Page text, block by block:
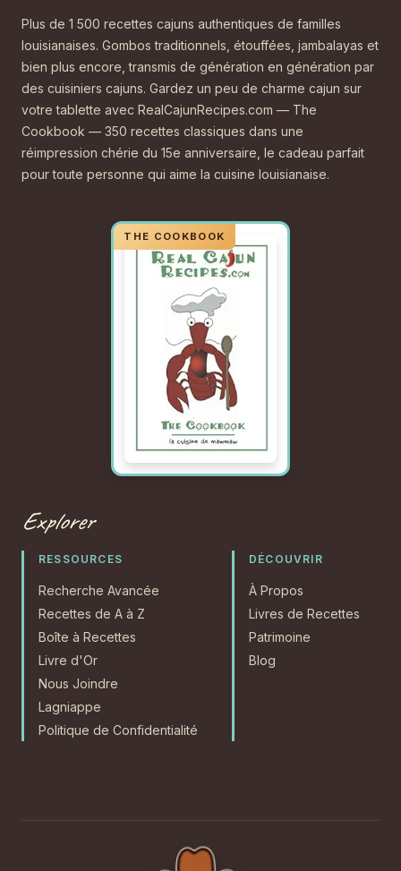
Plus de 1 500 recettes cajuns authentiques de familles
louisianaises. Gombos traditionnels, étouffées, jambalayas et
bien plus encore, transmis de génération en génération par
des cuisiniers cajuns. Gardez un peu de charme cajun sur
votre tablette avec RealCajunRecipes.com — The
Cookbook — 350 recettes classiques dans une
réimpression chérie du 15e anniversaire, le cadeau parfait
pour toute personne qui aime la cuisine louisianaise.
Explorer
RESSOURCES
Recherche Avancée
Recettes de A à Z
Boîte à Recettes
Livre d'Or
Nous Joindre
Lagniappe
Politique de Confidentialité
DÉCOUVRIR
À Propos
Livres de Recettes
Patrimoine
Blog